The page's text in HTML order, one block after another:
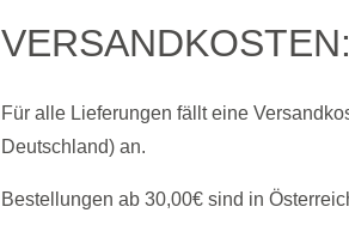
VERSANDKOSTEN:
Für alle Lieferungen fällt eine
Deutschland) an.
Bestellungen ab 30,00€ sind in